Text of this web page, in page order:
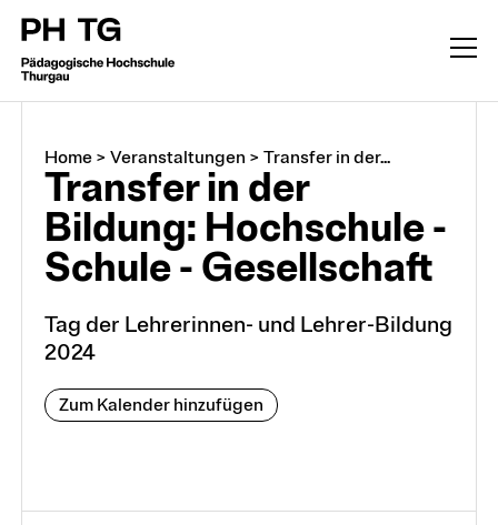
Home> Veranstaltungen > Transfer in der...
Transfer in der
Bildung: Hochschule -
Schule - Gesellschaft
Tag der Lehrerinnen- und Lehrer-Bildung
2024
Zum Kalender hinzufügen